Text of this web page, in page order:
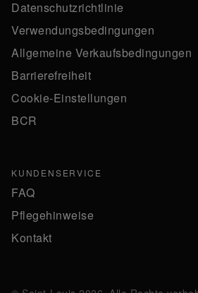
Datenschutzrichtlinie
Verwendungsbedingungen
Allgemeine Verkaufsbedingungen
Barrierefreiheit
Cookie-Einstellungen
BCR
KUNDENSERVICE
FAQ
Pflegehinweise
Kontakt